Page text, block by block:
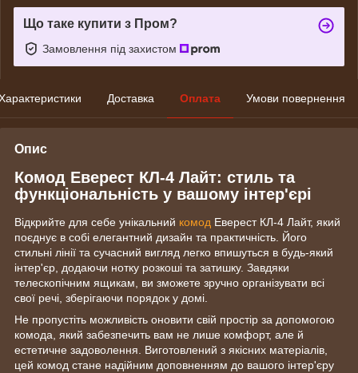
Що таке купити з Пром?
Замовлення під захистом
Доставка Оплата Умови повернення
Опис
Комод Еверест КЛ-4 Лайт: стиль та
функціональність у вашому інтер'єрі
Відкрийте для себе унікальний комод Еверест КЛ-4 Лайт, який
поєднує в собі елегантний дизайн та практичність. Його
стильні лінії та сучасний вигляд легко впишуться в будь-який
інтер'єр, додаючи нотку розкоші та затишку. Завдяки
телескопічним ящикам, ви зможете зручно організувати всі
свої речі, зберігаючи порядок у домі.
Не пропустіть можливість оновити свій простір за допомогою
комода, який забезпечить вам не лише комфорт, але й
естетичне задоволення. Виготовлений з якісних матеріалів,
цей комод стане надійним доповненням до вашого інтер'єру